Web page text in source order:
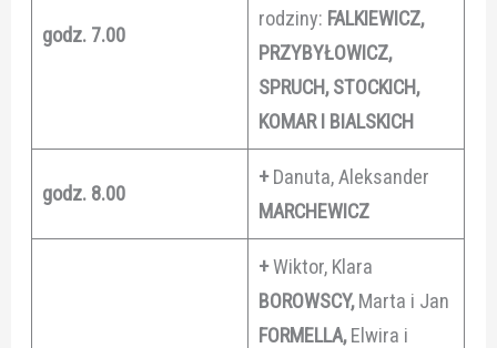
godz. 7.00
rodziny: FALKIEWICZ,
PRZYBYŁOWICZ,
SPRUCH, STOCKICH,
KOMAR I BIALSKICH
godz. 8.00
+Danuta, Aleksander
MARCHEWICZ
+Wiktor, Klara
BOROWSCY,Marta i Jan
FORMELLA,Elwira i